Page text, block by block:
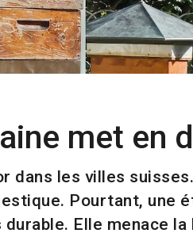
met en
dans les villes
Pourtant, une
durable. Elle menace